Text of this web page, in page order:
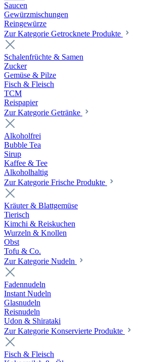
Saucen
Gewürzmischungen
Reingewürze
Zur Kategorie Getrocknete Produkte
Schalenfrüchte & Samen
Zucker
Gemüse & Pilze
Fisch & Fleisch
TCM
Reispapier
Zur Kategorie Getränke
Alkoholfrei
Bubble Tea
Sirup
Kaffee & Tee
Alkoholhaltig
Zur Kategorie Frische Produkte
Kräuter & Blattgemüse
Tierisch
Kimchi & Reiskuchen
Wurzeln & Knollen
Obst
Tofu & Co.
Zur Kategorie Nudeln
Fadennudeln
Instant Nudeln
Glasnudeln
Reisnudeln
Udon & Shirataki
Zur Kategorie Konservierte Produkte
Fisch & Fleisch